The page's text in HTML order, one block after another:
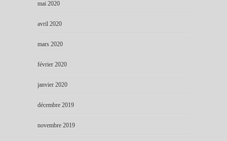
mai 2020
avril 2020
mars 2020
février 2020
janvier 2020
décembre 2019
novembre 2019